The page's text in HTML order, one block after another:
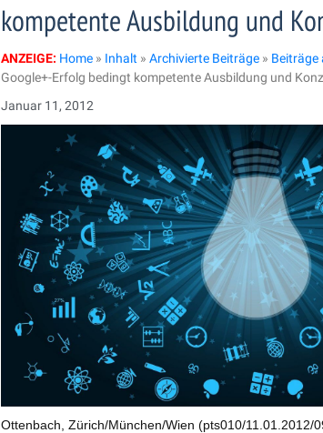
kompetente Ausbildung und
ANZEIGE: Home » Inhalt » Archivierte Beiträge » Beiträge
Google+-Erfolg bedingt kompetente Ausbildung und
Januar 11, 2012
Ottenbach, Zürich/München/Wien (pts010/11.01.2012/